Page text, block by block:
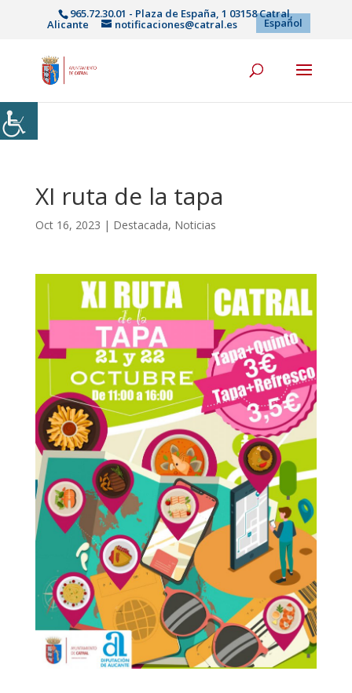
965.72.30.01 - Plaza de España, 1 03158 Catral,
Alicante notificaciones@catral.es Español
XI ruta de la tapa
Oct 16, 2023 | Destacada, Noticias